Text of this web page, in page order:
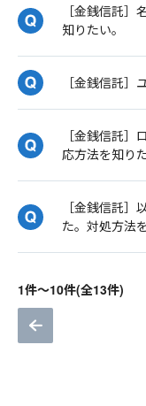
［金銭信託
知りたい。
［金銭信託］
［金銭信託
応方法を知りた
［金銭信託
た。対処方法
1件～10件(全13件)